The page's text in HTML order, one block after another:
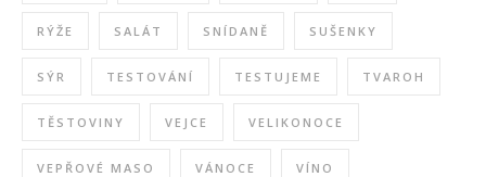
RÝŽE SALÁT SNÍDANĚ SUŠENKY
SÝR TESTOVÁNÍ TESTUJEME TVAROH
TĚSTOVINY VEJCE VELIKONOCE
VEPŘOVÉ MASO VÁNOCE VÍNO